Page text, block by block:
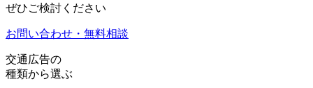
ぜひご検討ください
お問い合わせ・無料相談
交通広告の
種類から選ぶ